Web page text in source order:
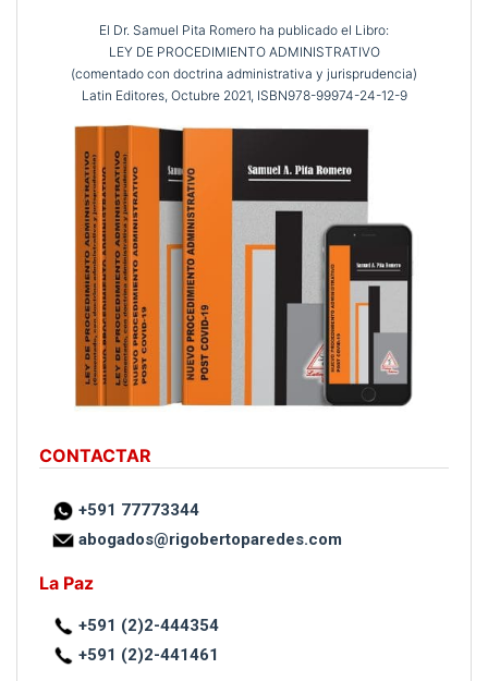
El Dr. Samuel Pita Romero ha publicado el Libro:
LEY DE PROCEDIMIENTO ADMINISTRATIVO
(comentado con doctrina administrativa y jurisprudencia)
Latin Editores, Octubre 2021, ISBN978-99974-24-12-9
CONTACTAR
+591 77773344
abogados@rigobertoparedes.com
La Paz
+591 (2)2-444354
+591 (2)2-441461